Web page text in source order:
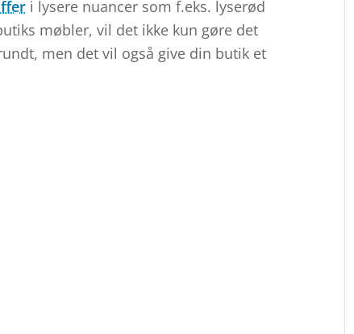
i lysere nuancer som f.eks. lyserød
møbler, vil det ikke kun gøre det
men det vil også give din butik et